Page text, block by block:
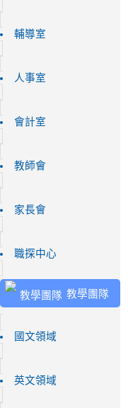
輔導室
人事室
會計室
教師會
家長會
職探中心
教學團隊
國文領域
英文領域